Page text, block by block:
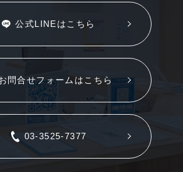
公式LINEはこちら
問合せフォームはこちら
03-3525-7377